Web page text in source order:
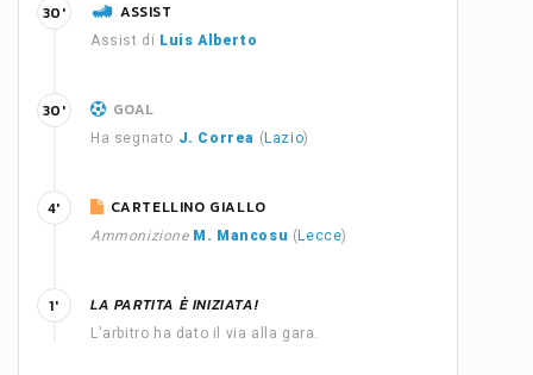
ASSIST
Assist di Luis Alberto
30'
GOAL
Ha segnato J. Correa ( Lazio)
30'
CARTELLINO GIALLO
Ammonizione M. Mancosu ( Lecce)
4'
LA PARTITA È INIZIATA!
L'arbitro ha dato il via alla gara.
1'